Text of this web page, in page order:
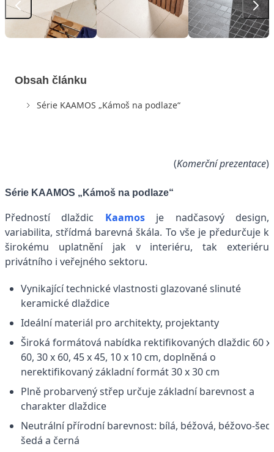
Obsah článku
Série KAAMOS „Kámoš na podlaze“
(Komerční prezentace)
Série KAAMOS „Kámoš na podlaze“
Předností dlaždic Kaamosje nadčasový design,
variabilita, střídmá barevná škála. To vše je předurčuje k
širokému uplatnění jak v interiéru, tak exteriéru
privátního i veřejného sektoru.
Vynikající technické vlastnosti glazované slinuté
keramické dlaždice
Ideální materiál pro architekty, projektanty
Široká formátová nabídka rektifikovaných dlaždic 60 x
60, 30 x 60, 45 x 45, 10 x 10 cm, doplněná o
nerektifikovaný základní formát 30 x 30 cm
Plně probarvený střep určuje základní barevnost a
charakter dlaždice
Neutrální přírodní barevnost: bílá, béžová, béžovo-
šedá a černá